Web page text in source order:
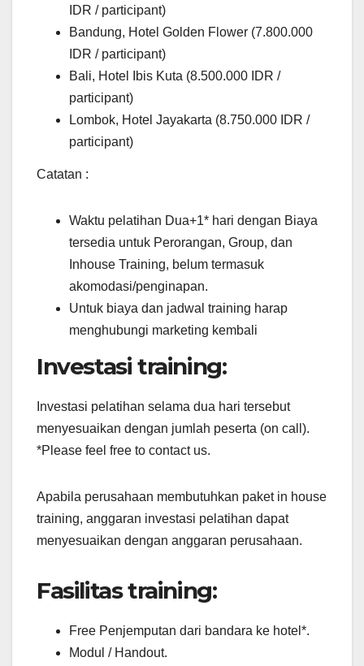
IDR / participant)
Bandung, Hotel Golden Flower (7.800.000
IDR / participant)
Bali, Hotel Ibis Kuta (8.500.000 IDR /
participant)
Lombok, Hotel Jayakarta (8.750.000 IDR /
participant)
Catatan :
Waktu pelatihan Dua+1* hari dengan Biaya
tersedia untuk Perorangan, Group, dan
Inhouse Training, belum termasuk
akomodasi/penginapan.
Untuk biaya dan jadwal training harap
menghubungi marketing kembali
Investasi training:
Investasi pelatihan selama dua hari tersebut
menyesuaikan dengan jumlah peserta (on call).
*Please feel free to contact us.
Apabila perusahaan membutuhkan paket in house
training, anggaran investasi pelatihan dapat
menyesuaikan dengan anggaran perusahaan.
Fasilitas training:
Free Penjemputan dari bandara ke hotel*.
Modul / Handout.